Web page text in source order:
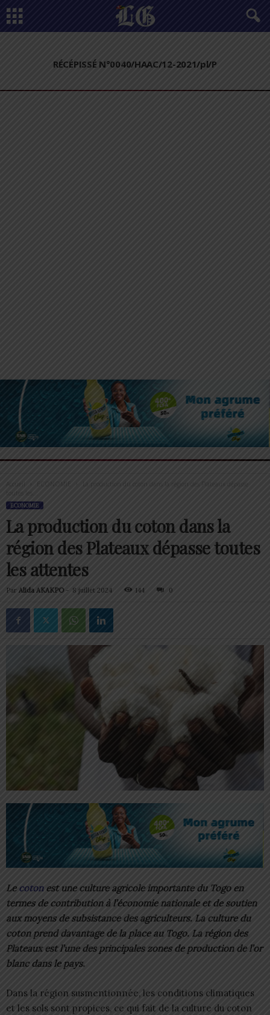
RÉCÉPISSÉ N°0040/HAAC/12-2021/pl/P
Accueil ECONOMIE
La production du coton dans la région des Plateaux dépasse
toutes les...
ECONOMIE
La production du coton dans la
région des Plateaux dépasse toutes
les attentes
Par Alida AKAKPO- 8 juillet 2024 144 0
Le cotonest une culture agricole importante du Togo en
termes de contribution à l’économie nationale et de soutien
aux moyens de subsistance des agriculteurs. La culture du
coton prend davantage de la place au Togo. La région des
Plateaux est l’une des principales zones de production de l’or
blanc dans le pays.
Dans la région susmentionnée, les conditions climatiques
et les sols sont propices, ce qui fait de la culture du coton